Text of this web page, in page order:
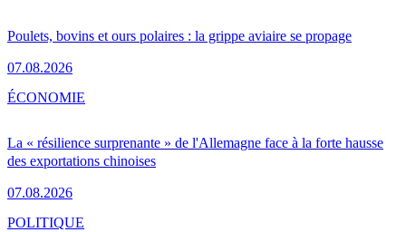
Poulets, bovins et ours polaires : la grippe aviaire se propage
07.08.2026
La « résilience surprenante » de l'Allemagne face à la forte hausse
des exportations chinoises
07.08.2026
ÉCONOMIE
POLITIQUE